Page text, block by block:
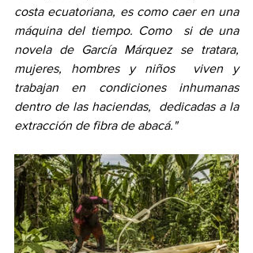
costa ecuatoriana, es como caer en una
máquina del tiempo. Como  si de una
novela de García Márquez se tratara,
mujeres, hombres y niños  viven y
trabajan en condiciones inhumanas
dentro de las haciendas,  dedicadas a la
extracción de fibra de abacá."